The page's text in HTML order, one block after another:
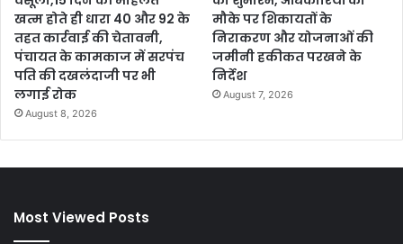
खत्म होते ही धारा 40 और 92 के
तहत कार्रवाई की चेतावनी,
पंचायत के कामकाज में सरपंच
पति की दखलंदाजी पर भी
लगाई रोक
August 8, 2026
मौके पर शिकायतों के
निराकरण और योजनाओं की
जमीनी हकीकत परखने के
निर्देश
August 7, 2026
Most Viewed Posts